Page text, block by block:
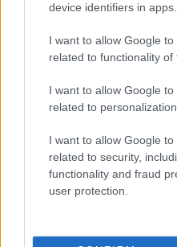
device identifiers in apps.
I want to allow Google
related to functionality of
I want to allow Google
related to personalization.
I want to allow Google
related to security,
functionality and fraud
user protection.
LKS
Asseco Resovia| Developres
Cellfast Wilki Krosno|
Motor Lublin|Stal Rzeszów|
Resovia|Wieczysta